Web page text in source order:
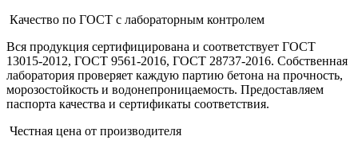
Качество по ГОСТ с лабораторным контролем
Вся продукция сертифицирована и соответствует ГОСТ
13015-2012, ГОСТ 9561-2016, ГОСТ 28737-2016. Собственная
лаборатория проверяет каждую партию бетона на прочность,
морозостойкость и водонепроницаемость. Предоставляем
паспорта качества и сертификаты соответствия.
Честная цена от производителя